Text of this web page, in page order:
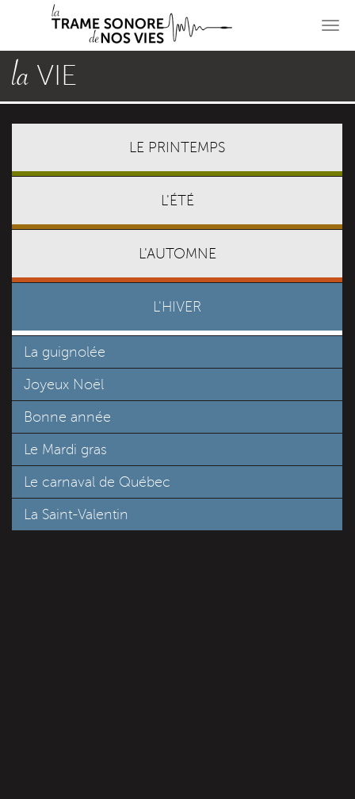
principal
principal
la VIE
LE PRINTEMPS
L'ÉTÉ
L'AUTOMNE
L'HIVER
La guignolée
Joyeux Noël
Bonne année
Le Mardi gras
Le carnaval de Québec
La Saint-Valentin